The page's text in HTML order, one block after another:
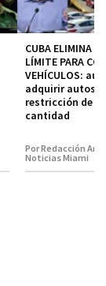
CUBA ELIMINA EL
LÍMITE PARA
VEHÍCULOS:
adquirir autos
restricción de
cantidad
Por Redacción
Noticias Miami